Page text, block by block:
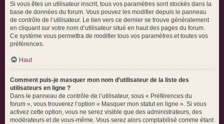
Si vous êtes un utilisateur inscrit, tous vos paramètres sont stockés dans la
base de données du forum. Vous pouvez les modifier depuis le panneau
de contrôle de l’utilisateur. Le lien vers ce dernier se trouve généralement
en cliquant sur votre nom d’utilisateur situé en haut des pages du forum.
Ce système vous permettra de modifier tous vos paramètres et toutes vos
préférences.
Haut
Comment puis-je masquer mon nom d’utilisateur de la liste des
utilisateurs en ligne ?
Dans le panneau de contrôle de l’utilisateur, sous « Préférences du
forum », vous trouverez l’option « Masquer mon statut en ligne ». Si vous
activez cette option, vous ne serez visible que des administrateurs, des
modérateurs et de vous-même. Vous serez alors comptabilisé comme étant